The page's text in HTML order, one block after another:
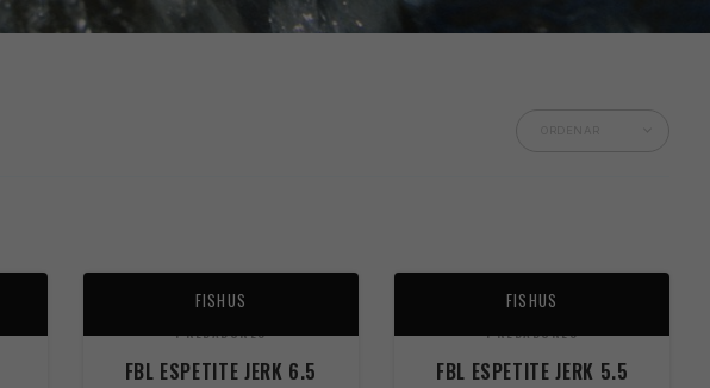
FISHUS
PREDADORES
FBL ESPETITE JERK 6.5
FISHUS
PREDADORES
FBL ESPETITE JERK 5.5